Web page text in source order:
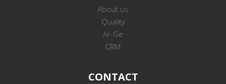
About us
Quality
Ar-Ge
CRM
CONTACT